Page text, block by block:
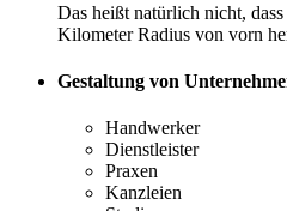
Das heißt natürlich nicht,
Kilometer Radius von vorn
Gestaltung von
Handwerker
Dienstleister
Praxen
Kanzleien